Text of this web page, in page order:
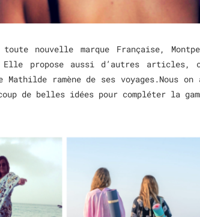
nouvelle marque Française,
propose aussi d’autres articles,
ramène de ses voyages.Nous
de belles idées pour compléter la